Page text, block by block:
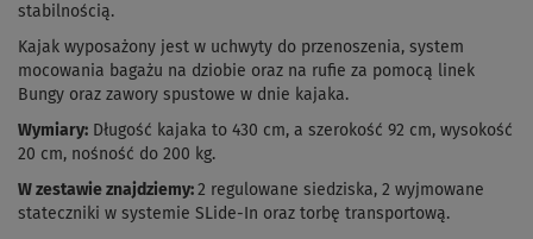
stabilnością.
Kajak wyposażony jest w uchwyty do przenoszenia, system
mocowania bagażu na dziobie oraz na rufie za pomocą linek
Bungy oraz zawory spustowe w dnie kajaka.
Wymiary: Długość kajaka to 430 cm, a szerokość 92 cm, wysokość
20 cm, nośność do 200 kg.
W zestawie znajdziemy: 2 regulowane siedziska, 2 wyjmowane
stateczniki w systemie SLide-In oraz torbę transportową.